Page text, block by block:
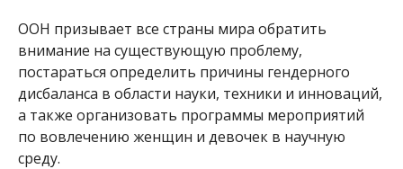
ООН призывает все страны мира обратить
внимание на существующую проблему,
постараться определить причины гендерного
дисбаланса в области науки, техники и инноваций,
а также организовать программы мероприятий
по вовлечению женщин и девочек в научную
среду.